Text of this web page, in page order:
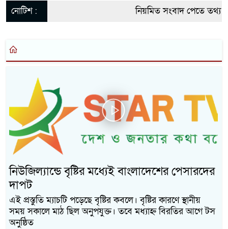
বিএনপি নেতা মাসুদ রানা’র
গ্রেফতার ৫
নবীনগরের খাগাতুয়া গ্রামে
নবীনগরে ভাইয়ের আঘাতে
নিয়োমিত অফিস করেন না
নবীনগরে অটোরিকশা চালককে
নোটিশ :
নিয়মিত সংবাদ পেতে তথ্য
নিউজিল্যান্ডে বৃষ্টির মধ্যেই বাংলাদেশের পেসারদের
দাপট
এই প্রস্তুতি ম্যাচটি পড়েছে বৃষ্টির কবলে। বৃষ্টির কারণে স্থানীয়
সময় সকালে মাঠ ছিল অনুপযুক্ত। তবে মধ্যাহ্ন বিরতির আগে টস
অনুষ্ঠিত